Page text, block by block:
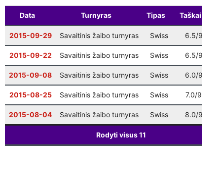
Vilniaus finalas
12-27 17:00
Šventinis Bullet turnyras (VŠK nariams +
Data Turnyras Tipas Taškai
2015-09-29 Savaitinis žaibo turnyras Swiss 6.5/9
2015-09-22 Savaitinis žaibo turnyras Swiss 6.5/9
2015-09-08 Savaitinis žaibo turnyras Swiss 6.0/9
2015-08-25 Savaitinis žaibo turnyras Swiss 7.0/9
2015-08-04 Savaitinis žaibo turnyras Swiss 8.0/9
Rodyti visus11